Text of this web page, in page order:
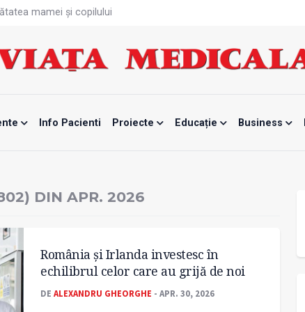
mamei și copilului
la date medicale
screening pentru cancerul pulmonar
Info Pacienti Proiecte Educație Business
DIN APR. 2026
România și Irlanda investesc în
echilibrul celor care au grijă de noi
DE ALEXANDRU GHEORGHE - APR. 30, 2026